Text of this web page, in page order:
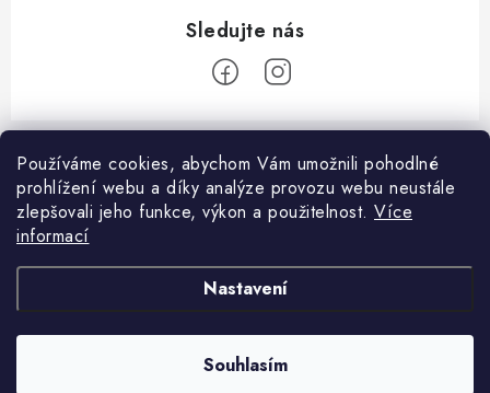
Používáme cookies, abychom Vám umožnili pohodlné
prohlížení webu a díky analýze provozu webu neustále
zlepšovali jeho funkce, výkon a použitelnost. Více
informací
Nastavení
Souhlasím
Z
ZÁKAZNICKÝ SERVIS
DOPRAVA A PLATBA
VRÁCENÍ ZBOŽÍ
REKLAMACE ZBOŽÍ
DŮLEŽITÉ DOKUMENTY
Oshopcz.cz . Všechna práva vyhrazena.